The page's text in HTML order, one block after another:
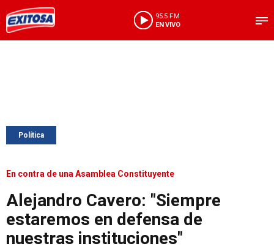
95.5 FM
EN VIVO
Política
En contra de una Asamblea Constituyente
Alejandro Cavero: "Siempre
estaremos en defensa de
nuestras instituciones"